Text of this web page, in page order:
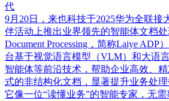
代
9月20日，来也科技于2025华为全联
伴活动上推出业界领先的智能体文档处
Document Processing，简称Laiye ADP
台基于视觉语言模型（VLM）和大语
智能体等前沿技术，帮助企业高效、
式的非结构化文档，显著提升业务处理
它像一位“读懂业务”的智能专家，无